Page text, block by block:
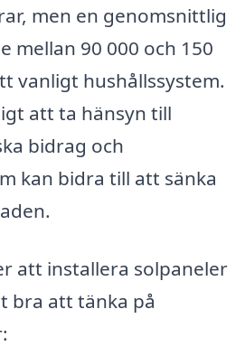
men en genomsnittlig
mellan 90 000 och 150
vanligt hushållssystem.
att ta hänsyn till
bidrag och
kan bidra till att sänka
att installera solpaneler
bra att tänka på